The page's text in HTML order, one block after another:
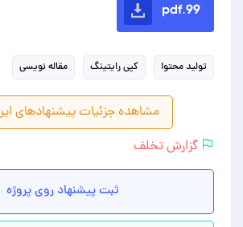
99.pdf
تولید محتوا کپی رایتینگ مقاله نویسی
مشاهده جزئیات پیشنهادهای
گزارش تخلف
ثبت پیشنهاد روی پروژه